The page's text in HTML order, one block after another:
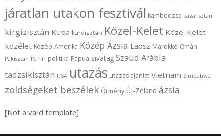
járatlan utakon fesztivál kambodzsa kazahsztán
kirgizisztán Kuba kurdisztán Közel-Kelet Közel Kelet
közélet Közép-Amerika Közép Ázsia Laosz Marokkó Omán
Pakisztán Pamír politika Pápua sivatag Szaud Arábia
tadzsikisztán USA utazás utazás ajánlat Vietnam Zimbabwe
zöldségeket beszélek Örmény Új-Zéland ázsia
[Not a valid template]